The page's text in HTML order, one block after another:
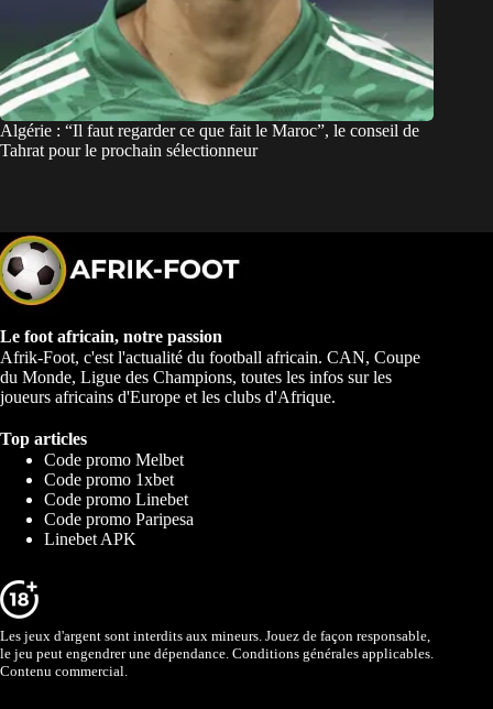
Algérie : “Il faut regarder ce que fait le Maroc”, le conseil de
Tahrat pour le prochain sélectionneur
Le foot africain, notre passion
Afrik-Foot, c'est l'actualité du football africain. CAN, Coupe
du Monde, Ligue des Champions, toutes les infos sur les
joueurs africains d'Europe et les clubs d'Afrique.
Top articles
Code promo Melbet
Code promo 1xbet
Code promo Linebet
Code promo Paripesa
Linebet APK
Les jeux d'argent sont interdits aux mineurs. Jouez de façon responsable,
le jeu peut engendrer une dépendance. Conditions générales applicables.
Contenu commercial.